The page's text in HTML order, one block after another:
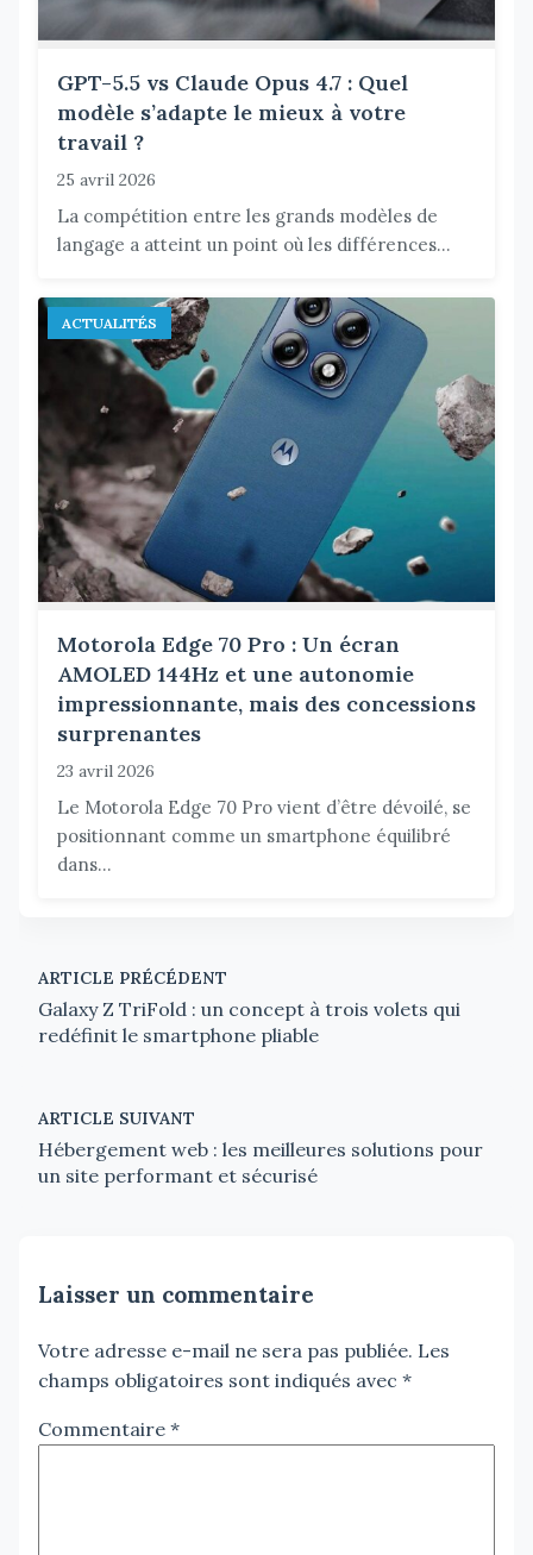
GPT-5.5 vs Claude Opus 4.7 : Quel
modèle s’adapte le mieux à votre
travail ?
25 avril 2026
La compétition entre les grands modèles de
langage a atteint un point où les différences...
ACTUALITÉS
Motorola Edge 70 Pro : Un écran
AMOLED 144Hz et une autonomie
impressionnante, mais des concessions
surprenantes
23 avril 2026
Le Motorola Edge 70 Pro vient d’être dévoilé, se
positionnant comme un smartphone équilibré
dans...
ARTICLE PRÉCÉDENT
Galaxy Z TriFold : un concept à trois volets qui
redéfinit le smartphone pliable
ARTICLE SUIVANT
Hébergement web : les meilleures solutions pour
un site performant et sécurisé
Laisser un commentaire
Votre adresse e-mail ne sera pas publiée. Les
champs obligatoires sont indiqués avec *
Commentaire *